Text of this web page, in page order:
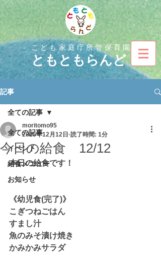
こども家庭庁所管保育園
ともともらんど
記事
全ての記事
イベント
給食メニュー
お知らせ
全ての記事
今日の給食 12/12
moritomo95
2025年12月12日 読了時間: 1分
本日の給食です！
《幼児食(完了)》
こぎつねごはん
すまし汁
魚のみそ漬け焼き
かみかみサラダ